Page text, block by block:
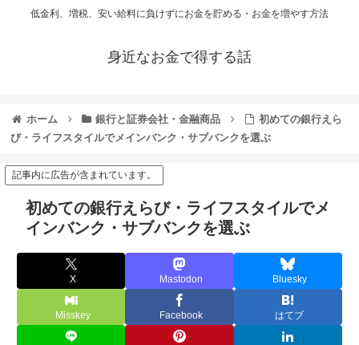
低金利、増税、安い給料に負けずにお金を貯める・お金を増やす方法
身近なお金で得する話
ホーム 銀行と証券会社・金融商品
初めての銀行えら
び・ライフスタイルでメインバンク・サブバンクを選ぶ
記事内に広告が含まれています。
初めての銀行えらび・ライフスタイルでメ
インバンク・サブバンクを選ぶ
X Mastodon Bluesky
Misskey Facebook はてブ